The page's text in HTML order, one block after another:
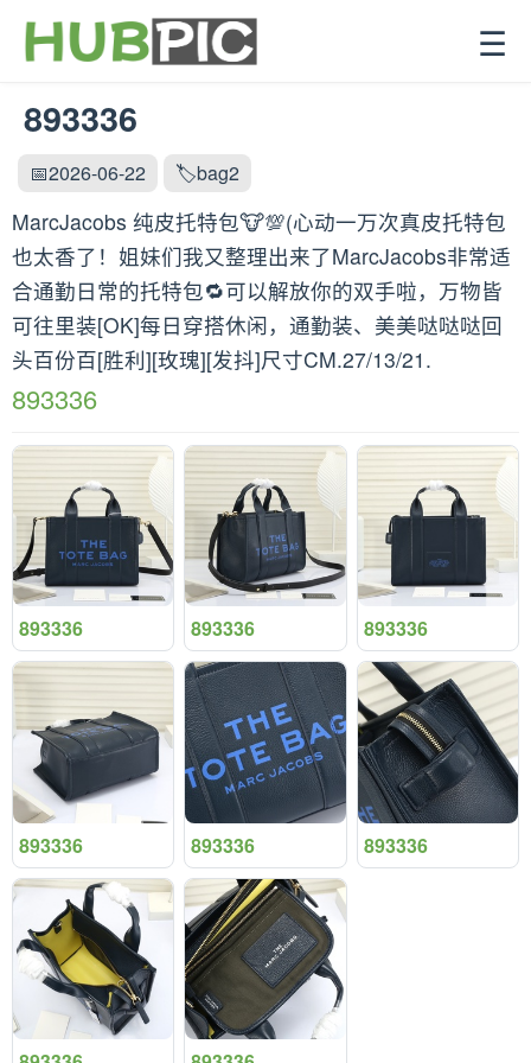
☰
893336
📅2026-06-22 🏷️bag2
MarcJacobs 纯皮托特包🐮💯(心动一万次真皮托特包
也太香了！姐妹们我又整理出来了MarcJacobs非常适
合通勤日常的托特包🔁可以解放你的双手啦，万物皆
可往里装[OK]每日穿搭休闲，通勤装、美美哒哒哒回
头百份百[胜利][玫瑰][发抖]尺寸CM.27/13/21.
893336
893336 893336 893336
893336 893336 893336